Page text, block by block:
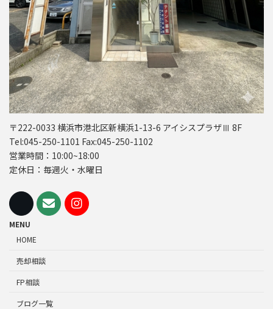
〒222-0033 横浜市港北区新横浜1-13-6 アイシスプラザⅢ 8F
Tel:045-250-1101 Fax:045-250-1102
営業時間：10:00~18:00
定休日：毎週火・水曜日
MENU
HOME
売却相談
FP相談
ブログ一覧